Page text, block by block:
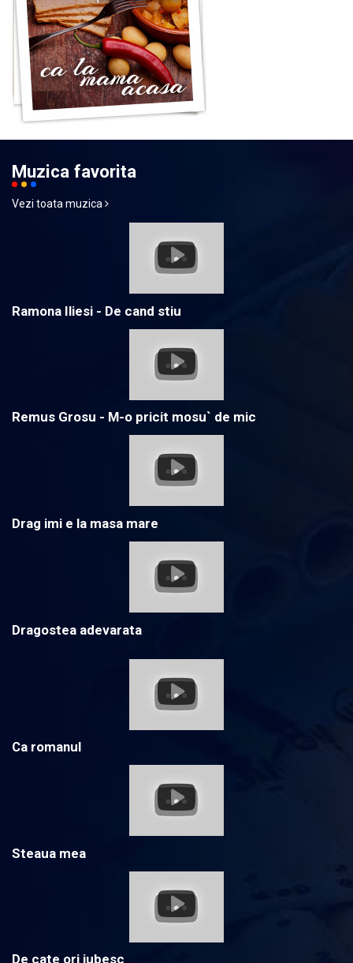
Muzica favorita
Vezi toata muzica
Ramona Iliesi - De cand stiu
Remus Grosu - M-o pricit mosu` de mic
Drag imi e la masa mare
Dragostea adevarata
Ca romanul
Steaua mea
De cate ori iubesc